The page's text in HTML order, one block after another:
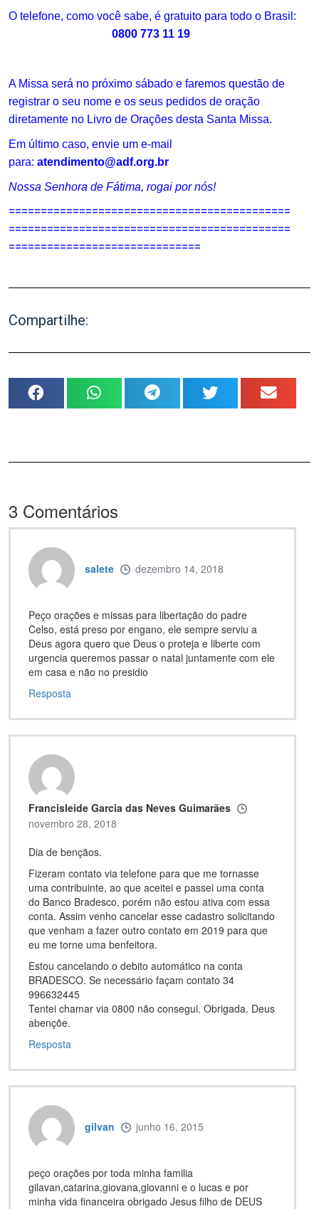
O telefone, como você sabe, é gratuito para todo o Brasil:
0800 773 11 19
A Missa será no próximo sábado e faremos questão de
registrar o seu nome e os seus pedidos de oração
diretamente no Livro de Orações desta Santa Missa.
Em último caso, envie um e-mail
para: atendimento@adf.org.br
Nossa Senhora de Fátima, rogai por nós!
============================================
============================================
==============================
Compartilhe:
3 Comentários
salete dezembro 14, 2018
Peço orações e missas para libertação do padre
Celso, está preso por engano, ele sempre serviu a
Deus agora quero que Deus o proteja e liberte com
urgencia queremos passar o natal juntamente com ele
em casa e não no presidio
Resposta
Francisleide Garcia das Neves Guimarães
novembro 28, 2018
Dia de bençãos.
Fizeram contato via telefone para que me tornasse
uma contribuinte, ao que aceitei e passei uma conta
do Banco Bradesco, porém não estou ativa com essa
conta. Assim venho cancelar esse cadastro solicitando
que venham a fazer outro contato em 2019 para que
eu me torne uma benfeitora.
Estou cancelando o debito automático na conta
BRADESCO. Se necessário façam contato 34
996632445
Tentei chamar via 0800 não consegui. Obrigada. Deus
abençõe.
Resposta
gilvan junho 16, 2015
peço orações por toda minha familia
gilavan,catarina,giovana,giovanni e o lucas e por
minha vida financeira obrigado Jesus filho de DEUS